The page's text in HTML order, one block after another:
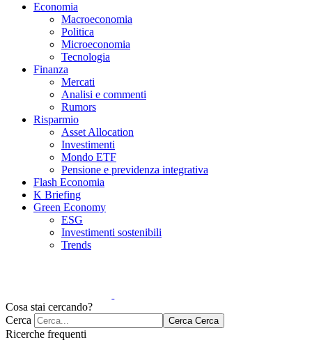
Economia
Macroeconomia
Politica
Microeconomia
Tecnologia
Finanza
Mercati
Analisi e commenti
Rumors
Risparmio
Asset Allocation
Investimenti
Mondo ETF
Pensione e previdenza integrativa
Flash Economia
K Briefing
Green Economy
ESG
Investimenti sostenibili
Trends
Cosa stai cercando?
Cerca
Cerca Cerca
Ricerche frequenti